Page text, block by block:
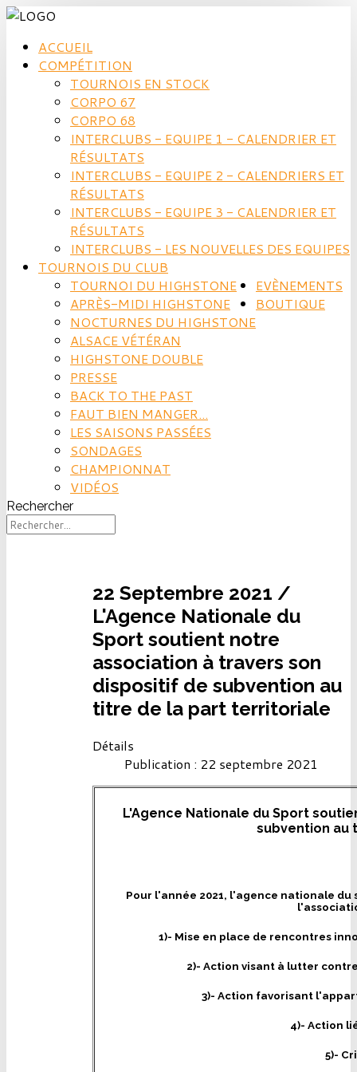
ACCUEIL
COMPÉTITION
TOURNOIS EN STOCK
CORPO 67
CORPO 68
INTERCLUBS - EQUIPE 1 - CALENDRIER ET
RÉSULTATS
INTERCLUBS - EQUIPE 2 - CALENDRIERS ET
RÉSULTATS
INTERCLUBS - EQUIPE 3 - CALENDRIER ET
RÉSULTATS
INTERCLUBS - LES NOUVELLES DES EQUIPES
TOURNOIS DU CLUB
TOURNOI DU HIGHSTONE
APRÈS-MIDI HIGHSTONE
NOCTURNES DU HIGHSTONE
ALSACE VÉTÉRAN
HIGHSTONE DOUBLE
EVÈNEMENTS
PRESSE
BACK TO THE PAST
FAUT BIEN MANGER...
LES SAISONS PASSÉES
SONDAGES
CHAMPIONNAT
VIDÉOS
BOUTIQUE
Rechercher
22 Septembre 2021 /
L'Agence Nationale du
Sport soutient notre
association à travers son
dispositif de subvention au
titre de la part territoriale
Détails
Publication : 22 septembre 2021
L'Agence Nationale du Sport
subvention au
Pour l'année 2021, l'agence nationale
1)- Mise en place de rencontres
2)- Action visant à lutter
3)- Action favorisant
4)- Action
5)-